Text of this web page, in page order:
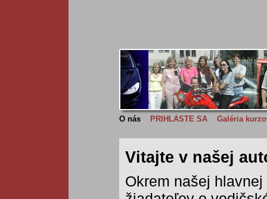
O nás PRIHLÁSTE SA Galéria
Vitajte v našej
Okrem našej